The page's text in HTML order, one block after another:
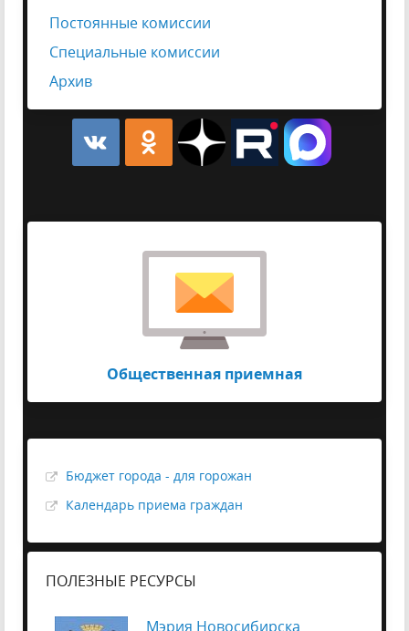
Постоянные комиссии
Специальные комиссии
Архив
Общественная приемная
Бюджет города - для горожан
Календарь приема граждан
ПОЛЕЗНЫЕ РЕСУРСЫ
Мэрия Новосибирска